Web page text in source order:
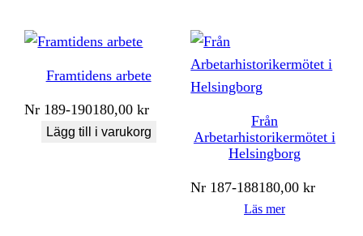
Framtidens arbete
Nr 189-190180,00kr
Lägg till i varukorg
Från
Arbetarhistorikermötet i
Helsingborg
Nr 187-188180,00kr
Läs mer